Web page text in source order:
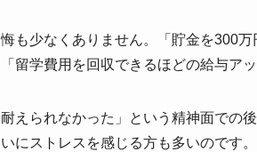
も少なくありません。「貯金を300
留学費用を回収できるほどの給与ア
えられなかった」という精神面での
にストレスを感じる方も多いのです